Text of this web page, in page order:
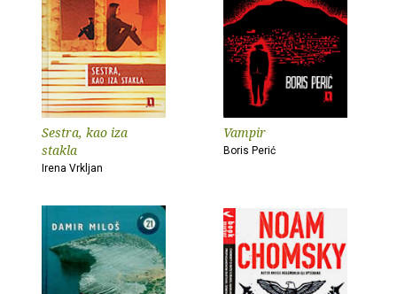
Sestra, kao iza
stakla
Irena Vrkljan
Vampir
Boris Perić